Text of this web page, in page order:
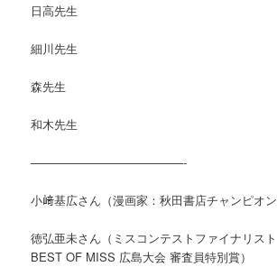
日高先生
細川先生
森先生
和木先生
—————————————-
小﨑基広さん（漫画家：秋田書店チャンピオン
徳弘亜未さん（ミスコンテストファイナリス
BEST OF MISS 広島大会 審査員特別賞）